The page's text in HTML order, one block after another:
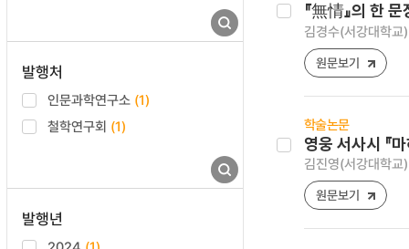
발행처
인문과학연구소 (1)
철학연구회 (1)
발행년
『無情』의 한
김경수(서강대학교)
원문보기
학술논문
영웅 서사시 『
김진영(서강대학교)
원문보기